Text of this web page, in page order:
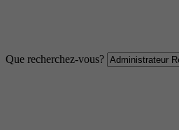
Que recherchez-vous?